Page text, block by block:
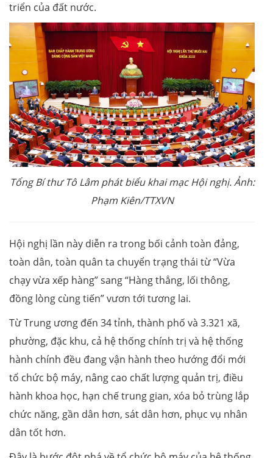
triển của đất nước.
Tổng Bí thư Tô Lâm phát biểu khai mạc Hội nghị. Ảnh:
Phạm Kiên/TTXVN
Hội nghị lần này diễn ra trong bối cảnh toàn đảng,
toàn dân, toàn quân ta chuyển trạng thái từ “Vừa
chạy vừa xếp hàng” sang “Hàng thẳng, lối thông,
đồng lòng cùng tiến” vươn tới tương lai.
Từ Trung ương đến 34 tỉnh, thành phố và 3.321 xã,
phường, đặc khu, cả hệ thống chính trị và hệ thống
hành chính đều đang vận hành theo hướng đổi mới
tổ chức bộ máy, nâng cao chất lượng quản trị, điều
hành khoa học, hạn chế trung gian, xóa bỏ trùng lắp
chức năng, gần dân hơn, sát dân hơn, phục vụ nhân
dân tốt hơn.